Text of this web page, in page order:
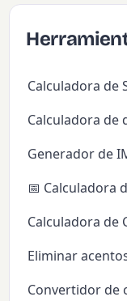
Calculadora de
Calculadora de
Generador de
📅 Calculadora
Calculadora de
Eliminar
Convertidor de